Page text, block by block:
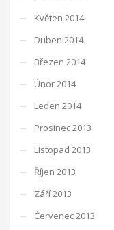
Květen 2014
Duben 2014
Březen 2014
Únor 2014
Leden 2014
Prosinec 2013
Listopad 2013
Říjen 2013
Září 2013
Červenec 2013